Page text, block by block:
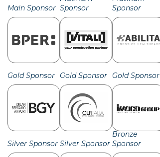
Main Sponsor Sponsor
Sponsor
Gold Sponsor Gold Sponsor Gold Sponsor
Silver Sponsor Silver Sponsor
Bronze
Sponsor